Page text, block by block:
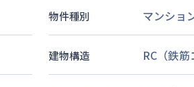
物件種別 マンショ
建物構造 RC（鉄